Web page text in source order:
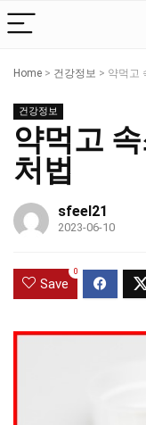
Home > 건강정보 > 약먹고
건강정보
약먹고
처법
sfeel21
2023-06-10
Save
0